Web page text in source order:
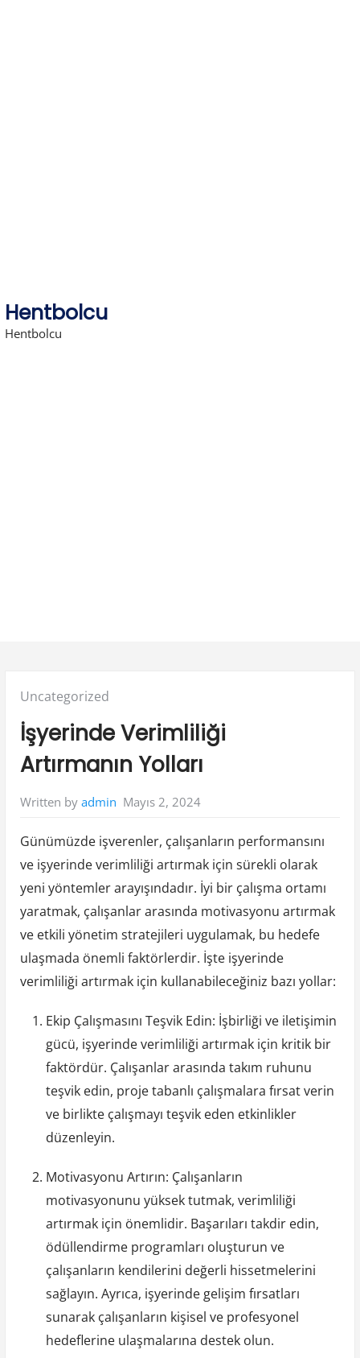
Hentbolcu
Hentbolcu
Posted
in:
Uncategorized
İşyerinde Verimliliği
Artırmanın Yolları
Written by admin Mayıs 2, 2024
Günümüzde işverenler, çalışanların performansını
ve işyerinde verimliliği artırmak için sürekli olarak
yeni yöntemler arayışındadır. İyi bir çalışma ortamı
yaratmak, çalışanlar arasında motivasyonu artırmak
ve etkili yönetim stratejileri uygulamak, bu hedefe
ulaşmada önemli faktörlerdir. İşte işyerinde
verimliliği artırmak için kullanabileceğiniz bazı yollar:
Ekip Çalışmasını Teşvik Edin: İşbirliği ve iletişimin
gücü, işyerinde verimliliği artırmak için kritik bir
faktördür. Çalışanlar arasında takım ruhunu
teşvik edin, proje tabanlı çalışmalara fırsat verin
ve birlikte çalışmayı teşvik eden etkinlikler
düzenleyin.
Motivasyonu Artırın: Çalışanların
motivasyonunu yüksek tutmak, verimliliği
artırmak için önemlidir. Başarıları takdir edin,
ödüllendirme programları oluşturun ve
çalışanların kendilerini değerli hissetmelerini
sağlayın. Ayrıca, işyerinde gelişim fırsatları
sunarak çalışanların kişisel ve profesyonel
hedeflerine ulaşmalarına destek olun.